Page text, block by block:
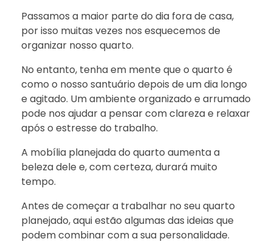
Passamos a maior parte do dia fora de casa,
por isso muitas vezes nos esquecemos de
organizar nosso quarto.
No entanto, tenha em mente que o quarto é
como o nosso santuário depois de um dia longo
e agitado. Um ambiente organizado e arrumado
pode nos ajudar a pensar com clareza e relaxar
após o estresse do trabalho.
A mobília planejada do quarto aumenta a
beleza dele e, com certeza, durará muito
tempo.
Antes de começar a trabalhar no seu quarto
planejado, aqui estão algumas das ideias que
podem combinar com a sua personalidade.